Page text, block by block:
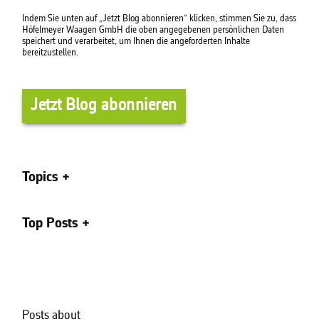
Posts about
Indem Sie unten auf „Jetzt Blog abonnieren“ klicken, stimmen Sie zu, dass
Höfelmeyer Waagen GmbH die oben angegebenen persönlichen Daten
speichert und verarbeitet, um Ihnen die angeforderten Inhalte
bereitzustellen.
Topics
Top Posts